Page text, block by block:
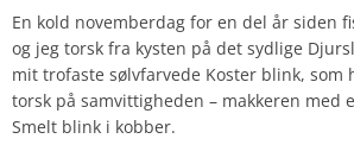
En kold novemberdag for en del år siden
og jeg torsk fra kysten på det sydlige
mit trofaste sølvfarvede Koster blink, som
torsk på samvittigheden – makkeren med
Smelt blink i kobber.